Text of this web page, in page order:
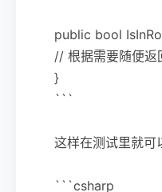
public bool
// 根据需要随便返
}
```
这样在测试里就可
```csharp